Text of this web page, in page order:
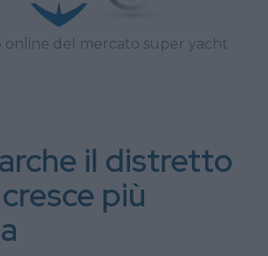
online del mercato super yacht
il distretto
più